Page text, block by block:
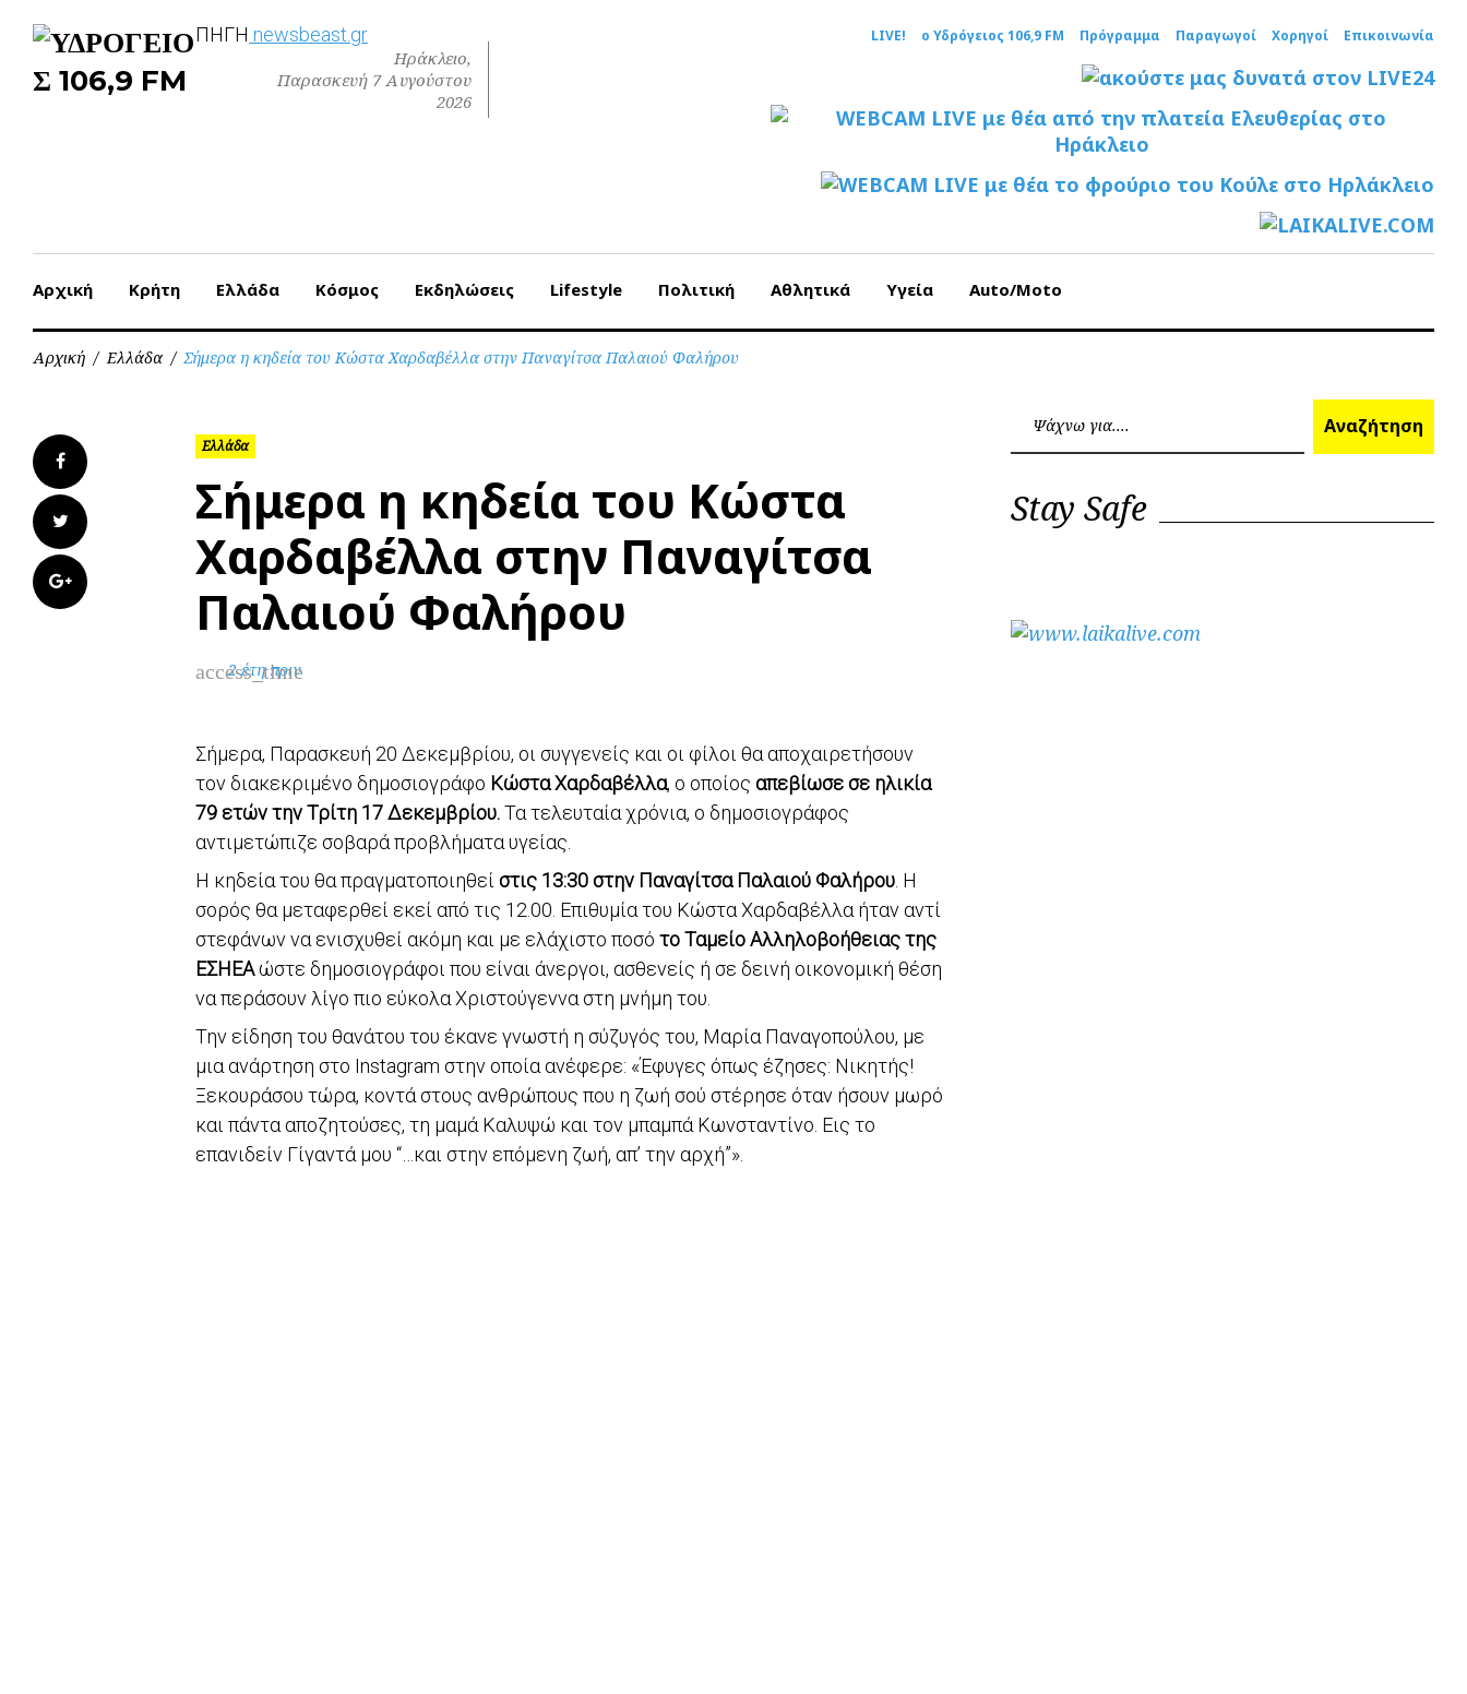
Ηράκλειο,
Παρασκευή 7 Αυγούστου
2026
LIVE! ο Υδρόγειος 106,9 FM Πρόγραμμα Παραγωγοί Χορηγοί Επικοινωνία
Αρχική Κρήτη Ελλάδα Κόσμος Εκδηλώσεις Lifestyle Πολιτική Αθλητικά Υγεία Auto/Moto
Αρχική / Ελλάδα / Σήμερα η κηδεία του Κώστα Χαρδαβέλλα στην Παναγίτσα Παλαιού Φαλήρου
Facebook
Twitter
Google+
Ελλάδα
Σήμερα η κηδεία του Κώστα
Χαρδαβέλλα στην Παναγίτσα
Παλαιού Φαλήρου
access_time
2 έτη πριν
Σήμερα, Παρασκευή 20 Δεκεμβρίου, οι συγγενείς και οι φίλοι θα αποχαιρετήσουν
τον διακεκριμένο δημοσιογράφο Κώστα Χαρδαβέλλα, ο οποίος απεβίωσε σε ηλικία
79 ετών την Τρίτη 17 Δεκεμβρίου.Τα τελευταία χρόνια, ο δημοσιογράφος
αντιμετώπιζε σοβαρά προβλήματα υγείας.
Η κηδεία του θα πραγματοποιηθεί στις 13:30 στην Παναγίτσα Παλαιού Φαλήρου . Η
σορός θα μεταφερθεί εκεί από τις 12.00. Επιθυμία του Κώστα Χαρδαβέλλα ήταν αντί
στεφάνων να ενισχυθεί ακόμη και με ελάχιστο ποσό το Ταμείο Αλληλοβοήθειας της
ΕΣΗΕΑώστε δημοσιογράφοι που είναι άνεργοι, ασθενείς ή σε δεινή οικονομική θέση
να περάσουν λίγο πιο εύκολα Χριστούγεννα στη μνήμη του.
Την είδηση του θανάτου του έκανε γνωστή η σύζυγός του, Μαρία Παναγοπούλου, με
μια ανάρτηση στο Instagram στην οποία ανέφερε: «Έφυγες όπως έζησες: Νικητής!
Ξεκουράσου τώρα, κοντά στους ανθρώπους που η ζωή σού στέρησε όταν ήσουν μωρό
και πάντα αποζητούσες, τη μαμά Καλυψώ και τον μπαμπά Κωνσταντίνο. Εις το
επανιδείν Γίγαντά μου “…και στην επόμενη ζωή, απ’ την αρχή”».
ΠΗΓΗ newsbeast.gr
Αναζήτηση
Stay Safe